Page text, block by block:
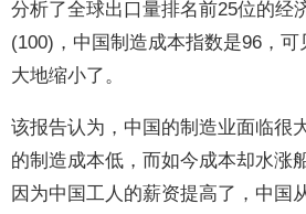
分析了全球出口量排名前25位的经
(100)，中国制造成本指数是96，
大地缩小了。
该报告认为，中国的制造业面临很
的制造成本低，而如今成本却水涨
因为中国工人的薪资提高了，中国